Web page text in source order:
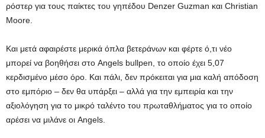
ρόστερ για τους παίκτες του γηπέδου Denzer Guzman και Christian
Moore.
Και μετά αφαιρέστε μερικά όπλα βετεράνων και φέρτε ό,τι νέο
μπορεί να βοηθήσει στο Angels bullpen, το οποίο έχει 5,07
κερδισμένο μέσο όρο. Και πάλι, δεν πρόκειται για μια καλή απόδοση
στο εμπόριο – δεν θα υπάρξει – αλλά για την εμπειρία και την
αξιολόγηση για το μικρό ταλέντο του πρωταθλήματος για το οποίο
αρέσει να μιλάνε οι Angels.